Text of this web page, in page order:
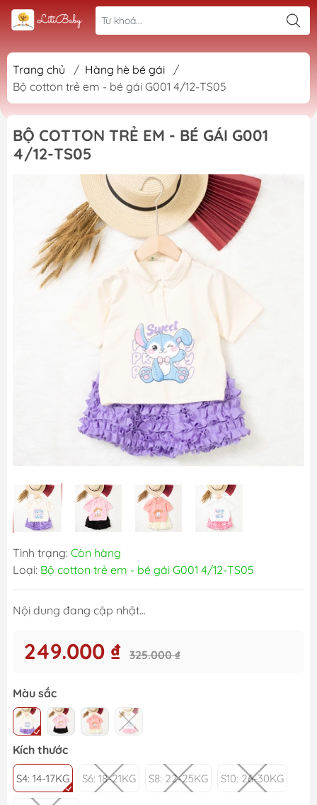
Trang chủ / Hàng hè bé gái
/
Bộ cotton trẻ em - bé gái G001 4/12-TS05
BỘ COTTON TRẺ EM - BÉ GÁI G001
4/12-TS05
Tình trạng: Còn hàng
Loại: Bộ cotton trẻ em - bé gái G001 4/12-TS05
Nội dung đang cập nhật...
249.000 ₫ 325.000 ₫
Màu sắc
Kích thước
S4: 14-17KG S6: 18-21KG S8: 22-25KG S10: 26-30KG